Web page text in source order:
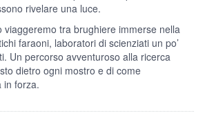
rivelare una luce.
viaggeremo tra brughiere immerse nella
faraoni, laboratori di scienziati un po’
Un percorso avventuroso alla ricerca
dietro ogni mostro e di come
in forza.